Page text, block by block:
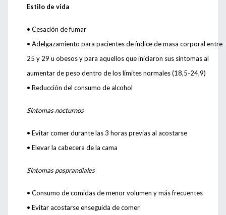
Estilo de vida
• Cesación de fumar
• Adelgazamiento para pacientes de índice de masa corporal entre
25 y 29 u obesos y para aquellos que iniciaron sus síntomas al
aumentar de peso dentro de los límites normales (18,5-24,9)
• Reducción del consumo de alcohol
Síntomas nocturnos
• Evitar comer durante las 3 horas previas al acostarse
• Elevar la cabecera de la cama
Síntomas posprandiales
• Consumo de comidas de menor volumen y más frecuentes
• Evitar acostarse enseguida de comer